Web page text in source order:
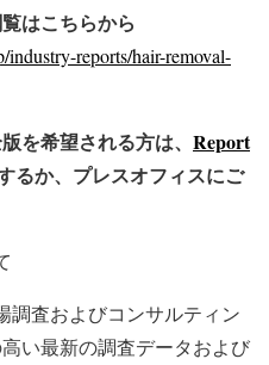
はこちらから
reports/hair-removal-
を希望される方は、 Report
るか、プレスオフィスにご
調査およびコンサルティン
い最新の調査データおよび